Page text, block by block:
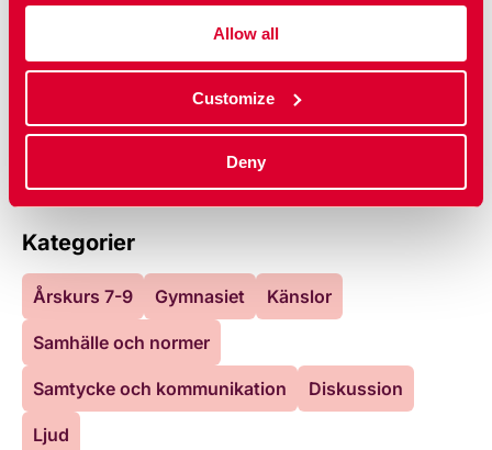
Allow all
Customize
Deny
Novellen "En dröm" av Anton Andra (mp3)
Novellen "Inte bara jag" av Lukas Ståhl (mp3)
Novellen "Mer än du vet" av Annie Ahlgren (mp3)
Uppdaterad:07 jan 2026
Publicerad: 02 sep 2021
Kategorier
Årskurs 7-9 Gymnasiet Känslor
Samhälle och normer
Samtycke och kommunikation Diskussion
Ljud